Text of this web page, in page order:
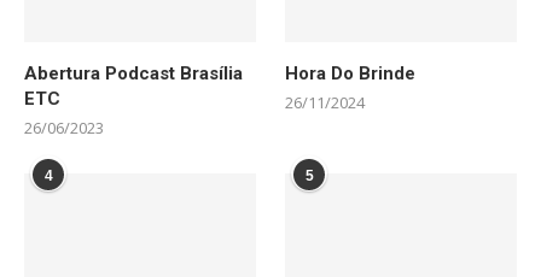
Abertura Podcast Brasília
ETC
26/06/2023
Hora Do Brinde
26/11/2024
4 5